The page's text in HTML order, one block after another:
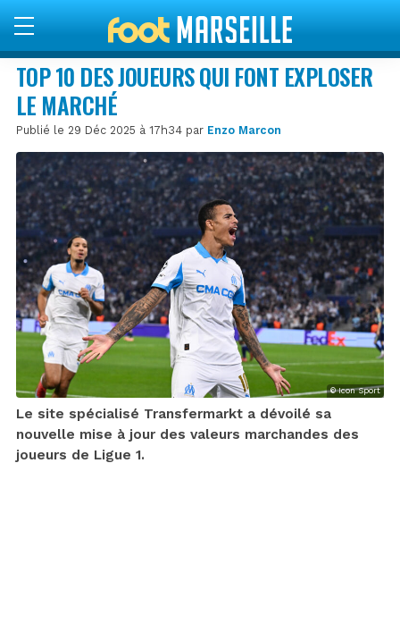
TOP 10 DES JOUEURS QUI FONT EXPLOSER
LE MARCHÉ
Publié le 29 Déc 2025 à 17h34 par Enzo Marcon
© Icon Sport
Le site spécialisé Transfermarkt a dévoilé sa
nouvelle mise à jour des valeurs marchandes des
joueurs de Ligue 1.